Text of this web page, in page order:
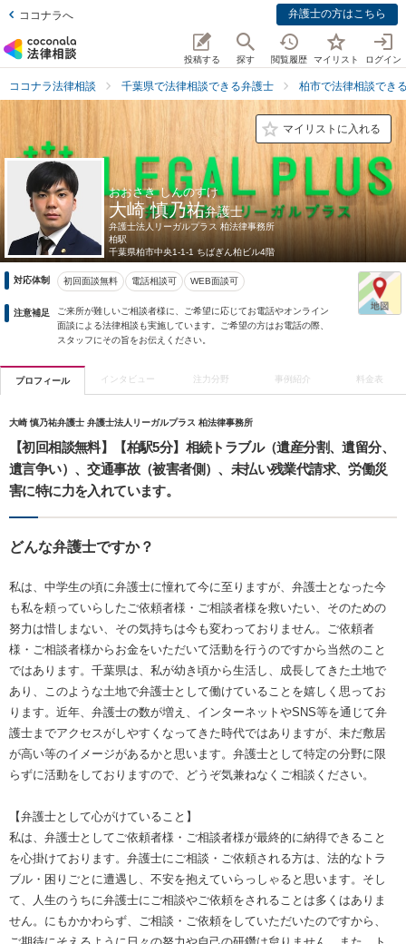
ココナラへ 弁護士の方はこちら
投稿する 探す 閲覧履歴 マイリスト ログイン
ココナラ法律相談 千葉県で法律相談できる弁護士 柏市で法律相談でき
マイリストに入れる
おおさき しんのすけ
大崎 慎乃祐弁護士
弁護士法人リーガルプラス 柏法律事務所
柏駅
千葉県柏市中央1-1-1 ちばぎん柏ビル4階
対応体制 初回面談無料 電話相談可 WEB面談可
注意補足
ご来所が難しいご相談者様に、ご希望に応じてお電話やオンライン
面談による法律相談も実施しています。ご希望の方はお電話の際、
スタッフにその旨をお伝えください。
プロフィール インタビュー 注力分野 事例紹介 料金表
大崎 慎乃祐弁護士 弁護士法人リーガルプラス 柏法律事務所
【初回相談無料】【柏駅5分】相続トラブル（遺産分割、遺留分、
遺言争い）、交通事故（被害者側）、未払い残業代請求、労働災
害に特に力を入れています。
どんな弁護士ですか？
私は、中学生の頃に弁護士に憧れて今に至りますが、弁護士となった今
も私を頼っていらしたご依頼者様・ご相談者様を救いたい、そのための
努力は惜しまない、その気持ちは今も変わっておりません。ご依頼者
様・ご相談者様からお金をいただいて活動を行うのですから当然のこと
ではあります。千葉県は、私が幼き頃から生活し、成長してきた土地で
あり、このような土地で弁護士として働けていることを嬉しく思ってお
ります。近年、弁護士の数が増え、インターネットやSNS等を通じて弁
護士までアクセスがしやすくなってきた時代ではありますが、未だ敷居
が高い等のイメージがあるかと思います。弁護士として特定の分野に限
らずに活動をしておりますので、どうぞ気兼ねなくご相談ください。
【弁護士として心がけていること】
私は、弁護士としてご依頼者様・ご相談者様が最終的に納得できること
を心掛けております。弁護士にご相談・ご依頼される方は、法的なトラ
ブル・困りごとに遭遇し、不安を抱えていらっしゃると思います。そし
て、人生のうちに弁護士にご相談やご依頼をされることは多くはありま
せん。にもかかわらず、ご相談・ご依頼をしていただいたのですから、